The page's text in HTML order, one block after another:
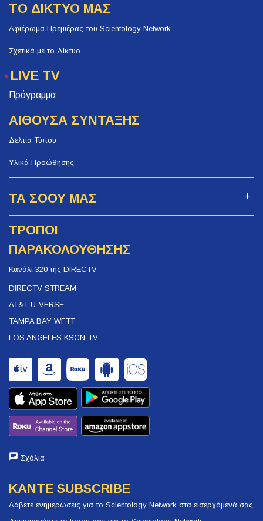
ΤΟ ΔΙΚΤΥΟ ΜΑΣ
Αφιέρωμα Πρεμιέρας του Scientology Network
Σχετικά με το Δίκτυο
LIVE TV
Πρόγραμμα
ΑΙΘΟΥΣΑ ΣΥΝΤΑΞΗΣ
Δελτία Τύπου
Υλικά Προώθησης
ΤΑ ΣΟΟΥ ΜΑΣ
ΤΡΟΠΟΙ
ΠΑΡΑΚΟΛΟΥΘΗΣΗΣ
Κανάλι 320 της DIRECTV
DIRECTV STREAM
AT&T U-VERSE
TAMPA BAY WFTT
LOS ANGELES KSCN-TV
Σχόλια
ΚΑΝΤΕ SUBSCRIBE
Λάβετε ενημερώσεις για το Scientology Network στα εισερχόμενά σας